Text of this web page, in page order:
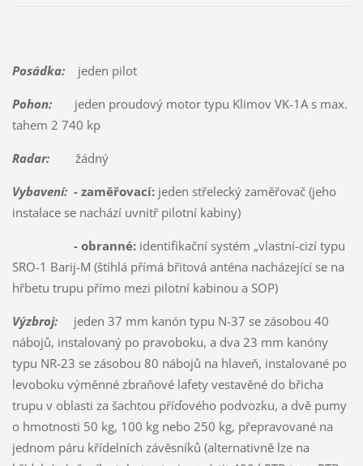
Posádka:jeden pilot
Pohon:jeden proudový motor typu Klimov VK-1A s max.
tahem 2 740 kp
Radar:žádný
Vybavení: - zaměřovací: jeden střelecký zaměřovač (jeho
instalace se nachází uvnitř pilotní kabiny)
- obranné:identifikační systém „vlastní-cizí typu
SRO-1 Barij-M (štíhlá přímá břitová anténa nacházející se na
hřbetu trupu přímo mezi pilotní kabinou a SOP)
Výzbroj:jeden 37 mm kanón typu N-37 se zásobou 40
nábojů, instalovaný po pravoboku, a dva 23 mm kanóny
typu NR-23 se zásobou 80 nábojů na hlaveň, instalované po
levoboku výměnné zbraňové lafety vestavěné do břicha
trupu v oblasti za šachtou příďového podvozku, a dvě pumy
o hmotnosti 50 kg, 100 kg nebo 250 kg, přepravované na
jednom páru křídelních závěsníků (alternativně lze na